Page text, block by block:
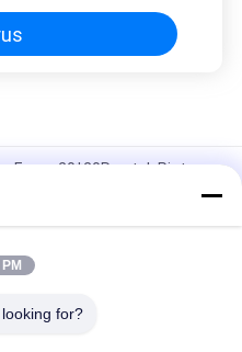
Eropa 20*20R untuk Pintu,
Kerja
Ekstrusi Aluminium Seri 8080
for?